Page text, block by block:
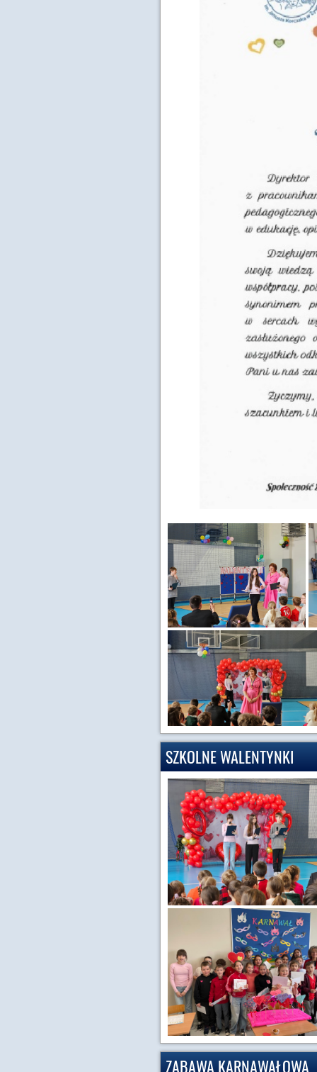
SZKOLNE WALENTYNKI
ZABAWA KARNAWAŁOWA